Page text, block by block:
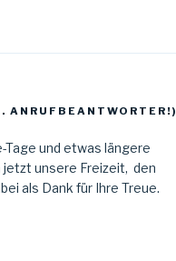
und etwas längere
unsere Freizeit, den
als Dank für Ihre Treue.